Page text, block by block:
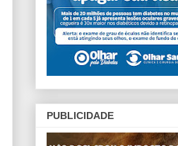
PUBLICIDADE